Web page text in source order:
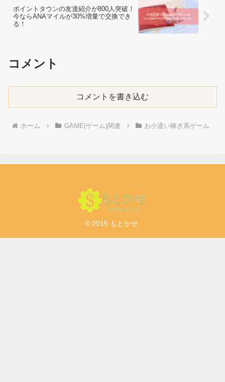
ポイントタウンの友達紹介が800人突破！
今ならANAマイルが30%増量で交換でき
る！
コメント
コメントを書き込む
ホーム GAME(ゲーム)関連 お小遣い稼ぎ系ゲーム
© 2015 もとかせ.